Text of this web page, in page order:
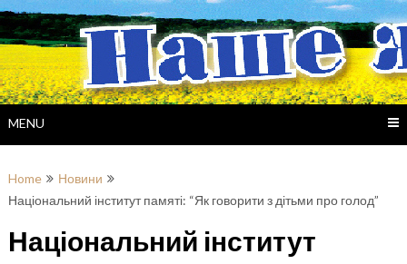
Skip
to
content
MENU
Home
Новини
Національний інститут памяті: “Як говорити з дітьми про голод”
Національний інститут